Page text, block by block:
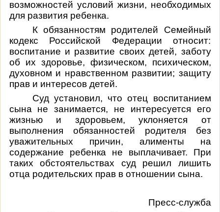
возможностей условий жизни, необходимых
для развития ребенка.
К обязанностям родителей Семейный
кодекс Российской Федерации относит:
воспитание и развитие своих детей, заботу
об их здоровье, физическом, психическом,
духовном и нравственном развитии; защиту
прав и интересов детей.
Суд установил, что отец воспитанием
сына не занимается, не интересуется его
жизнью и здоровьем, уклоняется от
выполнения обязанностей родителя без
уважительных причин, алименты на
содержание ребенка не выплачивает. При
таких обстоятельствах суд решил лишить
отца родительских прав в отношении сына.
Пресс-служба